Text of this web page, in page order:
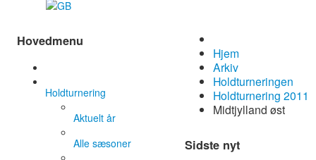
Hjem
Arkiv
Holdturneringen
Holdturnering 2011
Midtjylland øst
Sidste nyt
Hovedmenu
Holdturnering
Aktuelt år
Alle sæsoner